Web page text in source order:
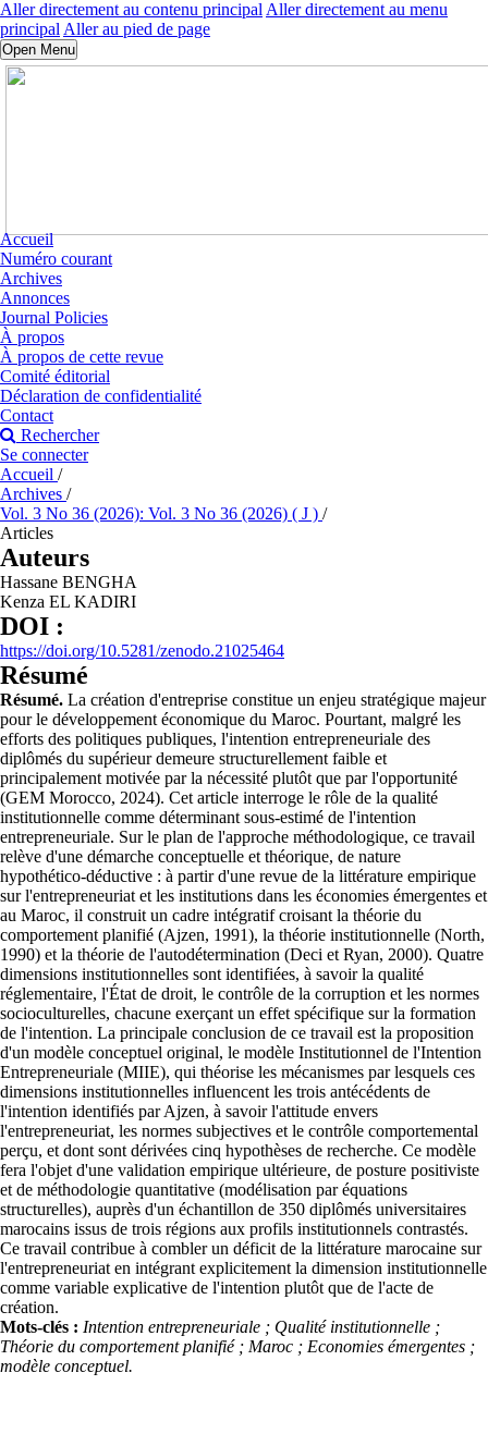
Aller directement au contenu principal Aller directement au menu
principal Aller au pied de page
Open Menu
Accueil
Numéro courant
Archives
Annonces
Journal Policies
À propos
À propos de cette revue
Comité éditorial
Déclaration de confidentialité
Contact
Rechercher
Se connecter
Accueil /
Archives /
Vol. 3 No 36 (2026): Vol. 3 No 36 (2026) ( J ) /
Articles
Auteurs
Hassane BENGHA
Kenza EL KADIRI
DOI :
https://doi.org/10.5281/zenodo.21025464
Résumé
Résumé. La création d'entreprise constitue un enjeu stratégique majeur
pour le développement économique du Maroc. Pourtant, malgré les
efforts des politiques publiques, l'intention entrepreneuriale des
diplômés du supérieur demeure structurellement faible et
principalement motivée par la nécessité plutôt que par l'opportunité
(GEM Morocco, 2024). Cet article interroge le rôle de la qualité
institutionnelle comme déterminant sous-estimé de l'intention
entrepreneuriale. Sur le plan de l'approche méthodologique, ce travail
relève d'une démarche conceptuelle et théorique, de nature
hypothético-déductive : à partir d'une revue de la littérature empirique
sur l'entrepreneuriat et les institutions dans les économies émergentes et
au Maroc, il construit un cadre intégratif croisant la théorie du
comportement planifié (Ajzen, 1991), la théorie institutionnelle (North,
1990) et la théorie de l'autodétermination (Deci et Ryan, 2000). Quatre
dimensions institutionnelles sont identifiées, à savoir la qualité
réglementaire, l'État de droit, le contrôle de la corruption et les normes
socioculturelles, chacune exerçant un effet spécifique sur la formation
de l'intention. La principale conclusion de ce travail est la proposition
d'un modèle conceptuel original, le modèle Institutionnel de l'Intention
Entrepreneuriale (MIIE), qui théorise les mécanismes par lesquels ces
dimensions institutionnelles influencent les trois antécédents de
l'intention identifiés par Ajzen, à savoir l'attitude envers
l'entrepreneuriat, les normes subjectives et le contrôle comportemental
perçu, et dont sont dérivées cinq hypothèses de recherche. Ce modèle
fera l'objet d'une validation empirique ultérieure, de posture positiviste
et de méthodologie quantitative (modélisation par équations
structurelles), auprès d'un échantillon de 350 diplômés universitaires
marocains issus de trois régions aux profils institutionnels contrastés.
Ce travail contribue à combler un déficit de la littérature marocaine sur
l'entrepreneuriat en intégrant explicitement la dimension institutionnelle
comme variable explicative de l'intention plutôt que de l'acte de
création.
Mots-clés : Intention entrepreneuriale ; Qualité institutionnelle ;
Théorie du comportement planifié ; Maroc ; Economies émergentes ;
modèle conceptuel.